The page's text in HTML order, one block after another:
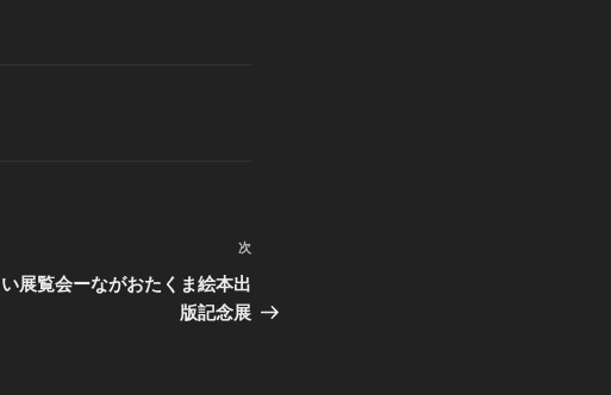
次
投
次
展覧会ーながおたくま絵本出
版記念展